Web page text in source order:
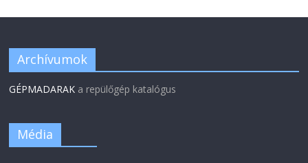
Archívumok
GÉPMADARAK a repülőgép katalógus
Média